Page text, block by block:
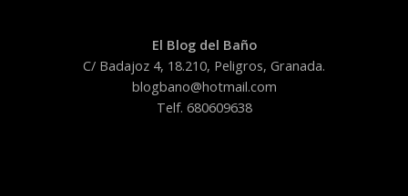
El Blog del Baño
C/ Badajoz 4, 18.210, Peligros, Granada.
blogbano@hotmail.com
Telf. 680609638